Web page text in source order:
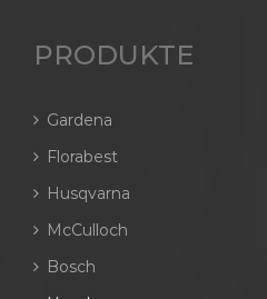
PRODUKTE
Gardena
Florabest
Husqvarna
McCulloch
Bosch